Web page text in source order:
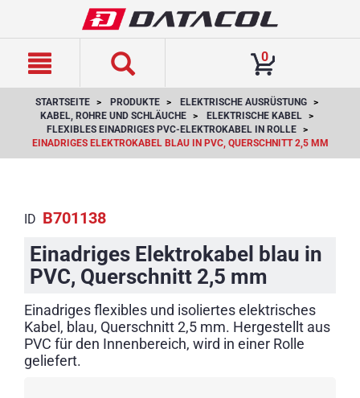
0
STARTSEITE PRODUKTE
ELEKTRISCHE AUSRÜSTUNG
KABEL, ROHRE UND SCHLÄUCHE
ELEKTRISCHE KABEL
FLEXIBLES EINADRIGES PVC-ELEKTROKABEL IN ROLLE
EINADRIGES ELEKTROKABEL BLAU IN PVC, QUERSCHNITT 2,5 MM
ID B701138
Einadriges Elektrokabel blau in
PVC, Querschnitt 2,5 mm
Einadriges flexibles und isoliertes elektrisches
Kabel, blau, Querschnitt 2,5 mm. Hergestellt aus
PVC für den Innenbereich, wird in einer Rolle
geliefert.